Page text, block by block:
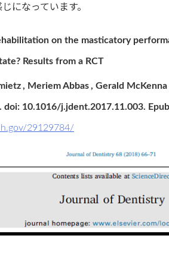
になっています。
on the masticatory
Results from a RCT
, Meriem Abbas, Gerald McKenna
doi: 10.1016/j.jdent.2017.11.003.
29129784/